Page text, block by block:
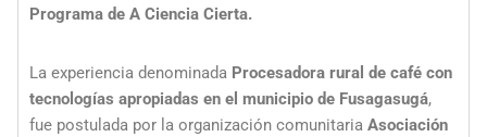
Programa de A Ciencia Cierta.
La experiencia denominada Procesadora rural de café con
tecnologías apropiadas en el municipio de Fusagasugá,
fue postulada por la organización comunitaria Asociación